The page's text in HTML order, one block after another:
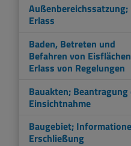
Außenbereichssatzung;
Erlass
Baden, Betreten und
Befahren von
Erlass von Regelungen
Bauakten; Beantragung
Einsichtnahme
Baugebiet;
Erschließung